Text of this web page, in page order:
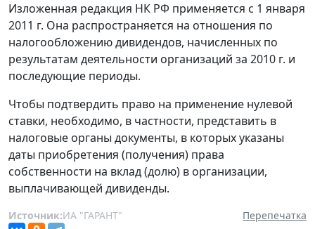
Изложенная редакция НК РФ применяется с 1 января
2011 г. Она распространяется на отношения по
налогообложению дивидендов, начисленных по
результатам деятельности организаций за 2010 г. и
последующие периоды.
Чтобы подтвердить право на применение нулевой
ставки, необходимо, в частности, представить в
налоговые органы документы, в которых указаны
даты приобретения (получения) права
собственности на вклад (долю) в организации,
выплачивающей дивиденды.
Источник:ИА "ГАРАНТ" Перепечатка